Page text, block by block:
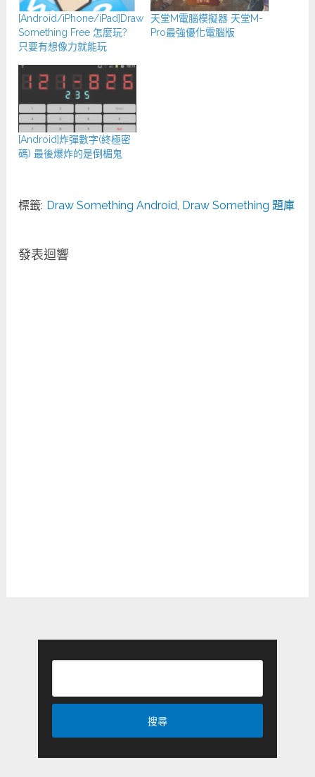
[Android/iPhone/iPad]Draw
Something Free 怎麼玩?
只要有想像力就能玩
天堂M電腦模擬器 天堂M-
Pro最強優化電腦版
[Android]炸彈數字(終極密
碼) 最後爆炸的是倒楣鬼
標籤: Draw Something Android, Draw Something 題庫
發表迴響